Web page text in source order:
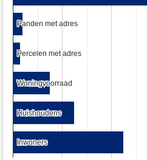
Panden met adres
Panden met adres
Percelen met adres
Percelen met adres
Woningvoorraad
Woningvoorraad
Huishoudens
Huishoudens
Inwoners
Inwoners